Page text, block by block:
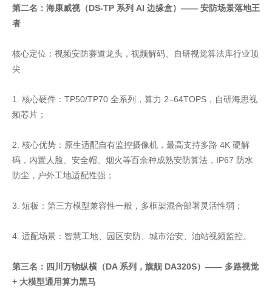
第二名：海康威视（DS-TP 系列 AI 边缘盒）—— 安防场景落地王
者
核心定位：视频安防赛道龙头，视频解码、自研视觉算法库行业顶
尖
1. 核心硬件：TP50/TP70 全系列，算力 2–64TOPS，自研海思视
频芯片；
2. 核心优势：原生适配自有监控摄像机，最高支持多路 4K 硬解
码，内置人脸、安全帽、烟火等百余种成熟安防算法，IP67 防水
防尘，户外工地适配性强；
3. 短板：第三方模型兼容性一般，多框架混合部署灵活性弱；
4. 适配场景：智慧工地、园区安防、城市治安、油站视频监控。
第三名：四川万物纵横（DA 系列，旗舰 DA320S）—— 多路视觉
+ 大模型通用算力黑马